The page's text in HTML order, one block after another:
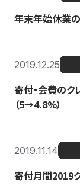
年末年始休業
2019.12.25
寄付・会費の
（5→4.8%）
2019.11.14
寄付月間2019